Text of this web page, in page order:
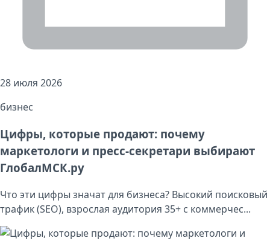
28 июля 2026
бизнес
Цифры, которые продают: почему
маркетологи и пресс-секретари выбирают
ГлобалМСК.ру
Что эти цифры значат для бизнеса? Высокий поисковый
трафик (SEO), взрослая аудитория 35+ с коммерчес...